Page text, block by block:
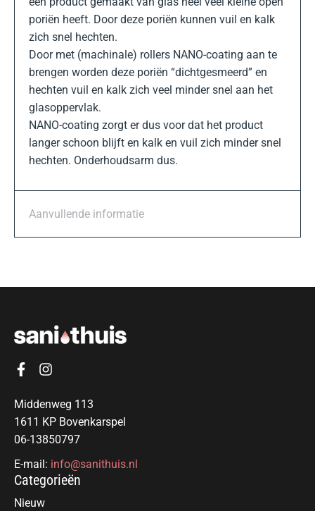
poriën heeft. Door deze poriën kunnen vuil en kalk
zich snel hechten.
Door met (machinale) rollers NANO-coating aan te
brengen worden deze poriën “dichtgesmeerd” en
hechten vuil en kalk zich veel minder snel aan het
glasoppervlak.
NANO-coating zorgt er dus voor dat het product
langer schoon blijft en kalk en vuil zich minder snel
hechten. Onderhoudsarm dus.
Aanvullende informatie
Middenweg 113
1611 KP Bovenkarspel
06-13850797
E-mail: info@sanithuis.nl
Categorieën
Nieuw